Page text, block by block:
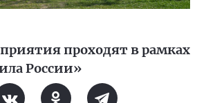
проходят в рамках
России»